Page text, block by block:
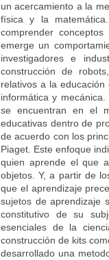
un acercamiento a la
física y la
comprender
emerge un
investigadores e
construcción de
relativos a la
informática y
se encuentran en el
educativas dentro de
de acuerdo con los
Piaget. Este enfoque
quien aprende el que
objetos. Y, a partir de
que el aprendizaje
sujetos de aprendizaje
constitutivo de su
esenciales de la
construcción de kits
desarrollado una